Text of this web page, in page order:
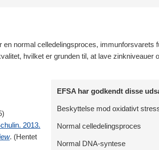
normal celledelingsproces, immunforsvarets
hvilket er grunden til, at lave zinkniveauer
EFSA har godkendt disse
Beskyttelse mod oxidativt
Normal celledelingsproces
Normal DNA-syntese
2013.
. (Hentet